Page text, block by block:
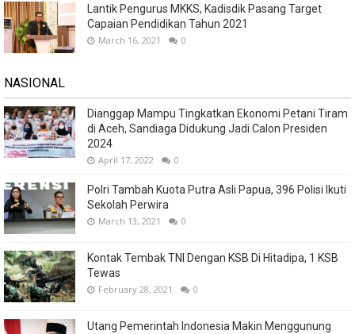
Lantik Pengurus MKKS, Kadisdik Pasang Target
Capaian Pendidikan Tahun 2021
March 16, 2021 0
NASIONAL
Dianggap Mampu Tingkatkan Ekonomi Petani Tiram
di Aceh, Sandiaga Didukung Jadi Calon Presiden
2024
April 17, 2022 0
Polri Tambah Kuota Putra Asli Papua, 396 Polisi Ikuti
Sekolah Perwira
March 13, 2021 0
Kontak Tembak TNI Dengan KSB Di Hitadipa, 1 KSB
Tewas
February 28, 2021 0
Utang Pemerintah Indonesia Makin Menggunung